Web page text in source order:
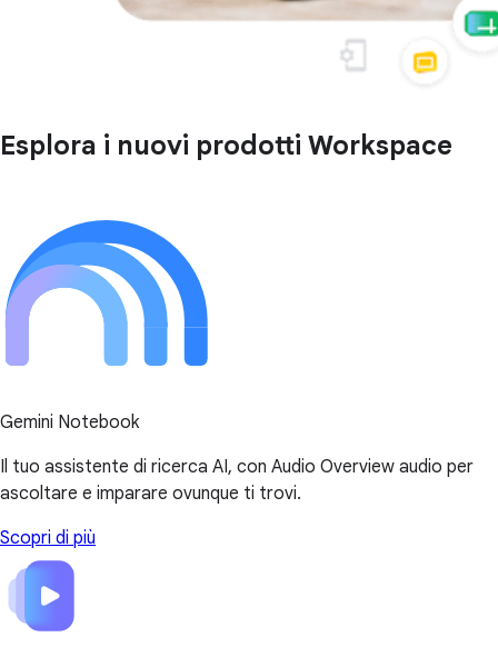
Esplora i nuovi prodotti Workspace
Gemini Notebook
Il tuo assistente di ricerca AI, con Audio Overview audio per
ascoltare e imparare ovunque ti trovi.
Scopri di più